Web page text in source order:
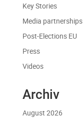
Key Stories
Media partnerships
Post-Elections EU
Press
Videos
Archiv
August 2026